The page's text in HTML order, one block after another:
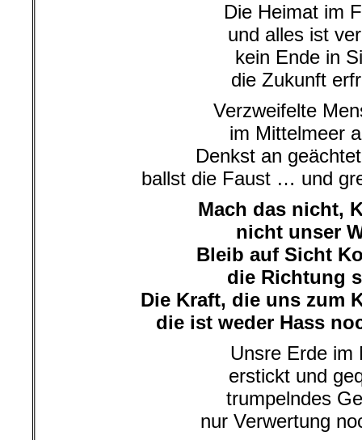
Die Heimat im
und alles ist
kein Ende in
die Zukunft
Verzweifelte
im Mittelmeer
Denkst an
ballst die Faust … und
Mach das nicht,
nicht unser
Bleib auf Sicht
die Richtung
Die Kraft, die uns zum
die ist weder Hass
Unsre Erde im
erstickt und
trumpelndes
nur Verwertung